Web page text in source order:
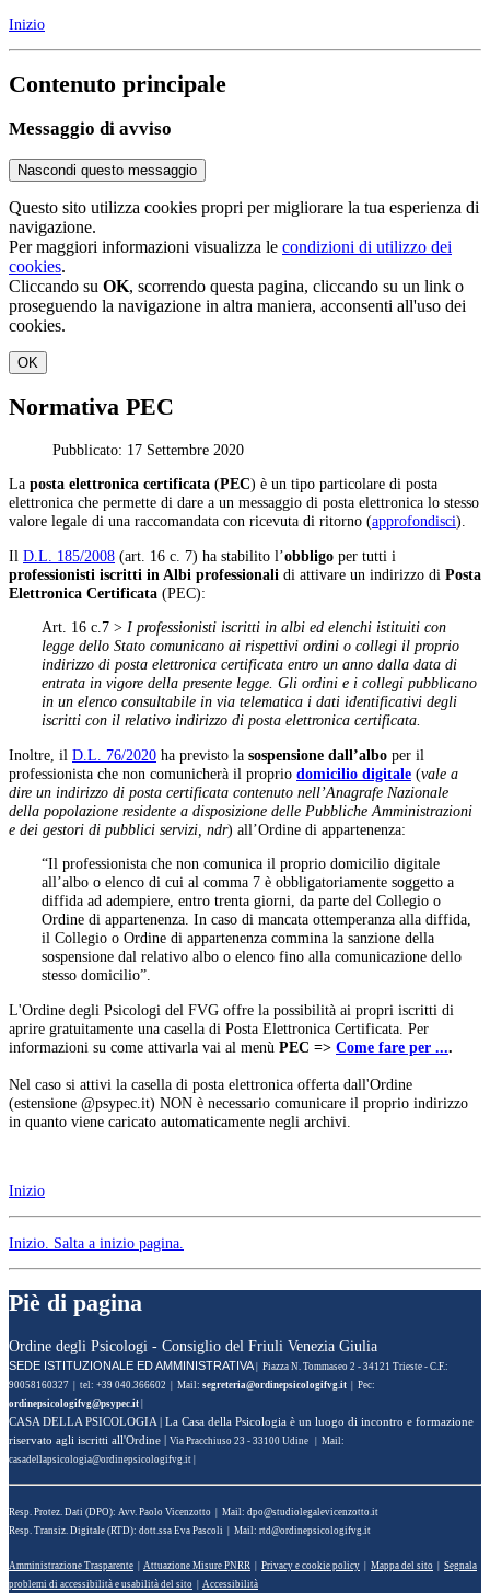
Inizio
Contenuto principale
Messaggio di avviso
Nascondi questo messaggio
Questo sito utilizza cookies propri per migliorare la tua esperienza di
navigazione.
Per maggiori informazioni visualizza le condizioni di utilizzo dei
cookies.
Cliccando su OK, scorrendo questa pagina, cliccando su un link o
proseguendo la navigazione in altra maniera, acconsenti all'uso dei
cookies.
OK
Normativa PEC
Pubblicato: 17 Settembre 2020
La posta elettronica certificata (PEC) è un tipo particolare di posta
elettronica che permette di dare a un messaggio di posta elettronica lo stesso
valore legale di una raccomandata con ricevuta di ritorno (approfondisci).
Il D.L. 185/2008 (art. 16 c. 7) ha stabilito l’obbligo per tutti i
professionisti iscritti in Albi professionali di attivare un indirizzo di Posta
Elettronica Certificata (PEC):
Art. 16 c.7 > I professionisti iscritti in albi ed elenchi istituiti con
legge dello Stato comunicano ai rispettivi ordini o collegi il proprio
indirizzo di posta elettronica certificata entro un anno dalla data di
entrata in vigore della presente legge. Gli ordini e i collegi pubblicano
in un elenco consultabile in via telematica i dati identificativi degli
iscritti con il relativo indirizzo di posta elettronica certificata.
Inoltre, il D.L. 76/2020 ha previsto la sospensione dall’albo per il
professionista che non comunicherà il proprio domicilio digitale (vale a
dire un indirizzo di posta certificata contenuto nell’Anagrafe Nazionale
della popolazione residente a disposizione delle Pubbliche Amministrazioni
e dei gestori di pubblici servizi, ndr) all’Ordine di appartenenza:
“Il professionista che non comunica il proprio domicilio digitale
all’albo o elenco di cui al comma 7 è obbligatoriamente soggetto a
diffida ad adempiere, entro trenta giorni, da parte del Collegio o
Ordine di appartenenza. In caso di mancata ottemperanza alla diffida,
il Collegio o Ordine di appartenenza commina la sanzione della
sospensione dal relativo albo o elenco fino alla comunicazione dello
stesso domicilio”.
L'Ordine degli Psicologi del FVG offre la possibilità ai propri iscritti di
aprire gratuitamente una casella di Posta Elettronica Certificata. Per
informazioni su come attivarla vai al menù PEC => Come fare per ....
Nel caso si attivi la casella di posta elettronica offerta dall'Ordine
(estensione @psypec.it) NON è necessario comunicare il proprio indirizzo
in quanto viene caricato automaticamente negli archivi.
Inizio
Inizio . Salta a inizio pagina.
Piè di pagina
Ordine degli Psicologi - Consiglio del Friuli Venezia Giulia
SEDE ISTITUZIONALE ED AMMINISTRATIVA
| Piazza N. Tommaseo 2 - 34121 Trieste - C.F.:
90058160327 | tel: +39 040.366602 | Mail:
| Pec:
CASA DELLA PSICOLOGIA| La Casa della Psicologia è un luogo di incontro e formazione
riservato agli iscritti all'Ordine |
Via Pracchiuso 23 - 33100 Udine | Mail:
Resp. Protez. Dati (DPO): Avv. Paolo Vicenzotto | Mail:
Resp. Transiz. Digitale (RTD): dott.ssa Eva Pascoli | Mail:
Amministrazione Trasparente Attuazione Misure PNRR Privacy e cookie policy Mappa del sito
Segnala
problemi di accessibilità e usabilità del sito
Accessibilità